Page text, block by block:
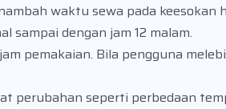
waktu sewa pada keesokan
sampai dengan jam 12 malam.
pemakaian. Bila pengguna
perubahan seperti perbedaan